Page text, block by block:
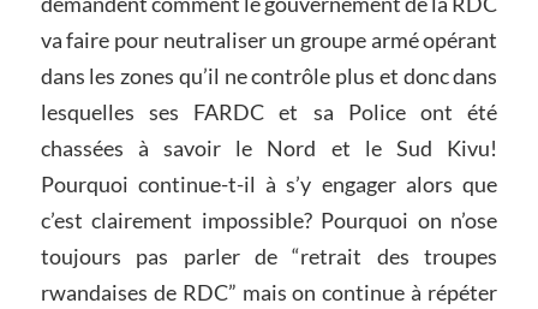
va faire pour neutraliser un groupe armé opérant
dans les zones qu’il ne contrôle plus et donc dans
lesquelles ses FARDC et sa Police ont été
chassées à savoir le Nord et le Sud Kivu!
Pourquoi continue-t-il à s’y engager alors que
c’est clairement impossible? Pourquoi on n’ose
toujours pas parler de “retrait des troupes
rwandaises de RDC” mais on continue à répéter